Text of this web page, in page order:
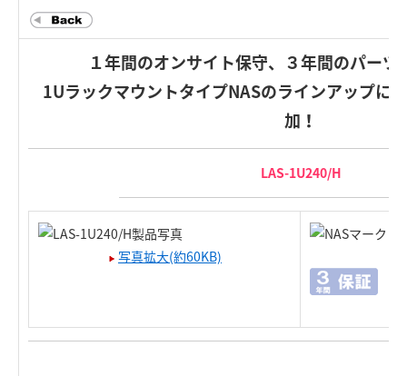
１年間のオンサイト保守、３年間のパーツ
1UラックマウントタイプNASのラインアップに
加！
LAS-1U240/H
写真拡大(約60KB)